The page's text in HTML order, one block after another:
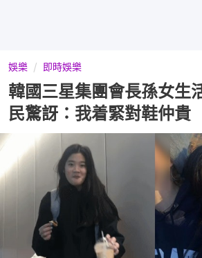
娛樂 即時娛樂
韓國三星集團會長孫女
民驚訝：我着緊對鞋仲貴